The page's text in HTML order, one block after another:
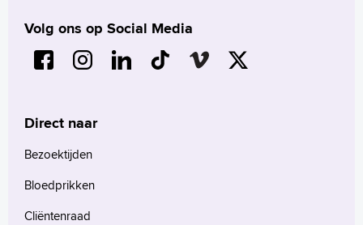
Volg ons op Social Media
Direct naar
Bezoektijden
Bloedprikken
Cliëntenraad